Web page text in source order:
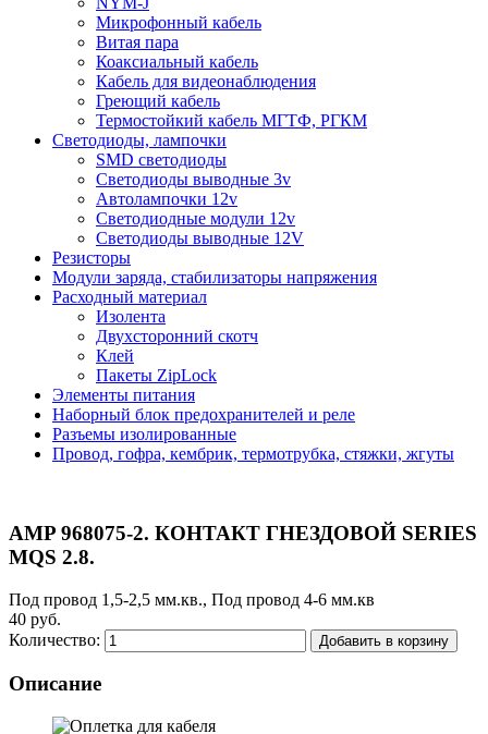
Микрофонный кабель
Витая пара
Коаксиальный кабель
Кабель для видеонаблюдения
Греющий кабель
Термостойкий кабель МГТФ, РГКМ
Светодиоды, лампочки
SMD светодиоды
Светодиоды выводные 3v
Автолампочки 12v
Светодиодные модули 12v
Светодиоды выводные 12V
Резисторы
Модули заряда, стабилизаторы напряжения
Расходный материал
Изолента
Двухсторонний скотч
Клей
Пакеты ZipLock
Элементы питания
Наборный блок предохранителей и реле
Разъемы изолированные
Провод, гофра, кембрик, термотрубка, стяжки, жгуты
AMP 968075-2. КОНТАКТ ГНЕЗДОВОЙ SERIES
MQS 2.8.
Под провод 1,5-2,5 мм.кв., Под провод 4-6 мм.кв
40 руб.
Количество:
Добавить в корзину
Описание